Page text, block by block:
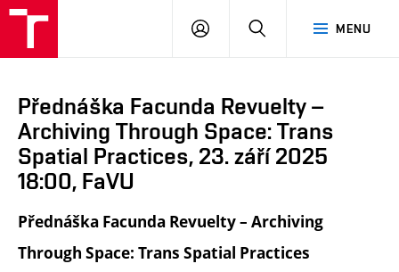
MENU
PŘIHLÁSIT
Přednáška Facunda Revuelty –
Archiving Through Space: Trans
Spatial Practices, 23. září 2025
18:00, FaVU
Přednáška Facunda Revuelty – Archiving
Through Space: Trans Spatial Practices